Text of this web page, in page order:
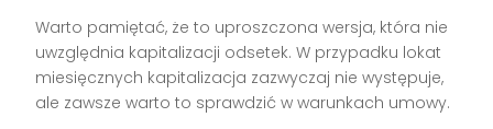
Warto pamiętać, że to uproszczona wersja, która nie
uwzględnia kapitalizacji odsetek. W przypadku lokat
miesięcznych kapitalizacja zazwyczaj nie występuje,
ale zawsze warto to sprawdzić w warunkach umowy.